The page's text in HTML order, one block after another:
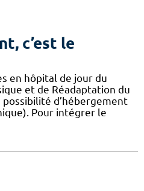
c’est le
en hôpital de jour du
et de Réadaptation du
possibilité d’hébergement
Pour intégrer le